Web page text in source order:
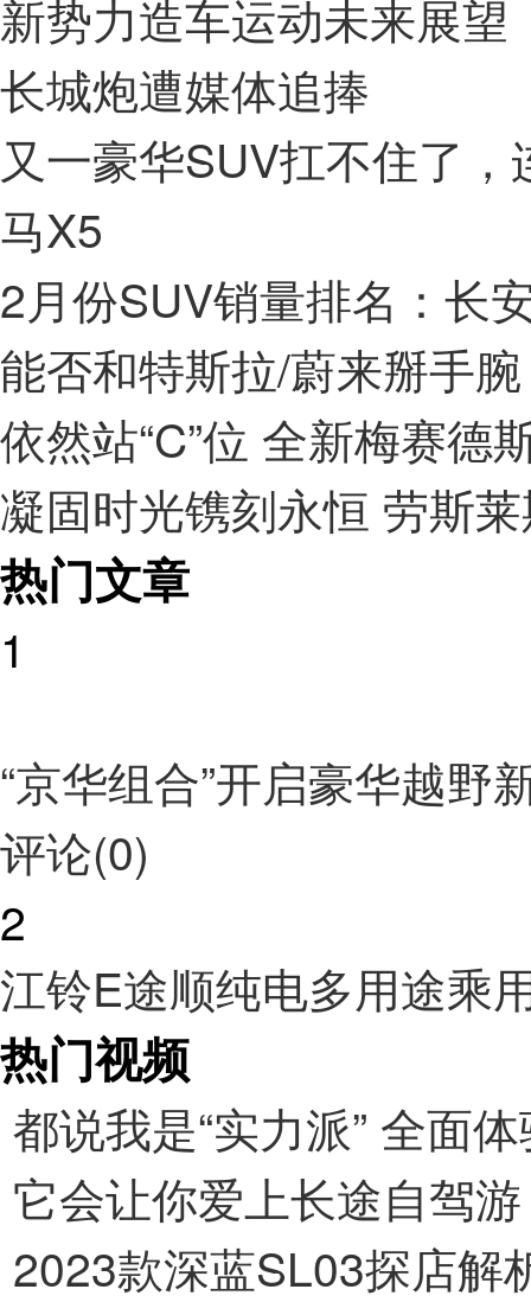
新势力造车运动未来展望
长城炮遭媒体追捧
又一豪华SUV扛不住了
马X5
2月份SUV销量排名：长
能否和特斯拉/蔚来掰手
依然站“C”位 全新梅赛德
凝固时光镌刻永恒 劳斯
热门文章
1
“京华组合”开启豪华越野
评论(0)
2
江铃E途顺纯电多用途乘
热门视频
都说我是“实力派” 全面
它会让你爱上长途自驾游
2023款深蓝SL03探店解